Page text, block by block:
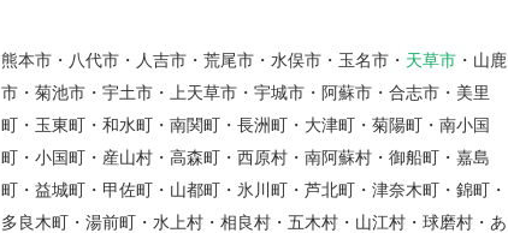
熊本市・八代市・人吉市・荒尾市・水俣市・玉名市・ 天草市・山鹿
市・菊池市・宇土市・上天草市・宇城市・阿蘇市・合志市・美里
町・玉東町・和水町・南関町・長洲町・大津町・菊陽町・南小国
町・小国町・産山村・高森町・西原村・南阿蘇村・御船町・嘉島
町・益城町・甲佐町・山都町・氷川町・芦北町・津奈木町・錦町・
多良木町・湯前町・水上村・相良村・五木村・山江村・球磨村・あ